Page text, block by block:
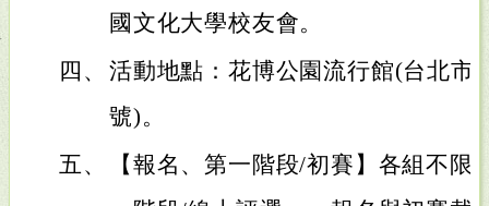
國文化大學校友會。
四、 活動地點：花博公園流行館(台北市
號)。
五、
【報名、第一階段/初賽】各組不限